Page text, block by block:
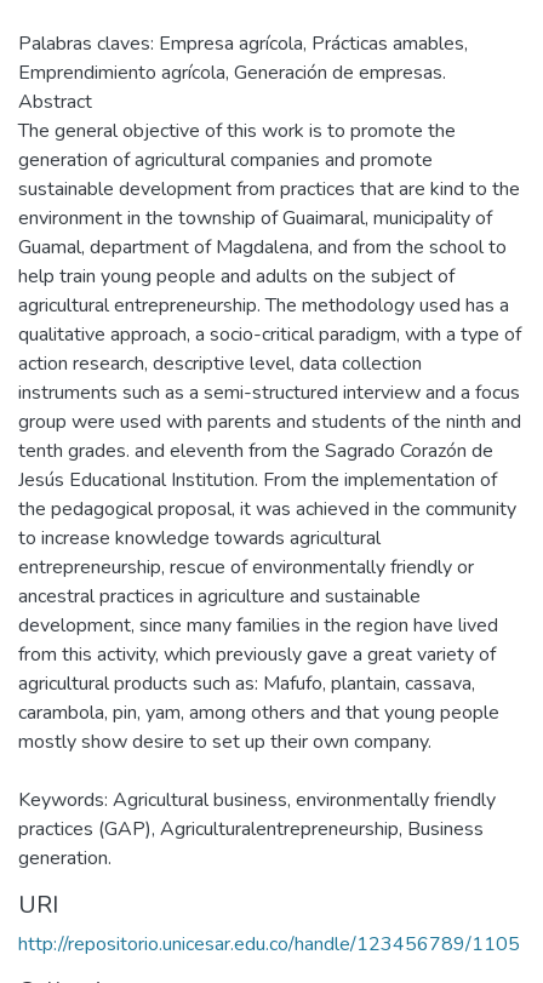
Palabras claves: Empresa agrícola, Prácticas amables,
Emprendimiento agrícola, Generación de empresas.
Abstract
The general objective of this work is to promote the
generation of agricultural companies and promote
sustainable development from practices that are kind to the
environment in the township of Guaimaral, municipality of
Guamal, department of Magdalena, and from the school to
help train young people and adults on the subject of
agricultural entrepreneurship. The methodology used has a
qualitative approach, a socio-critical paradigm, with a type of
action research, descriptive level, data collection
instruments such as a semi-structured interview and a focus
group were used with parents and students of the ninth and
tenth grades. and eleventh from the Sagrado Corazón de
Jesús Educational Institution. From the implementation of
the pedagogical proposal, it was achieved in the community
to increase knowledge towards agricultural
entrepreneurship, rescue of environmentally friendly or
ancestral practices in agriculture and sustainable
development, since many families in the region have lived
from this activity, which previously gave a great variety of
agricultural products such as: Mafufo, plantain, cassava,
carambola, pin, yam, among others and that young people
mostly show desire to set up their own company.
Keywords: Agricultural business, environmentally friendly
practices (GAP), Agriculturalentrepreneurship, Business
generation.
URI
http://repositorio.unicesar.edu.co/handle/123456789/1105